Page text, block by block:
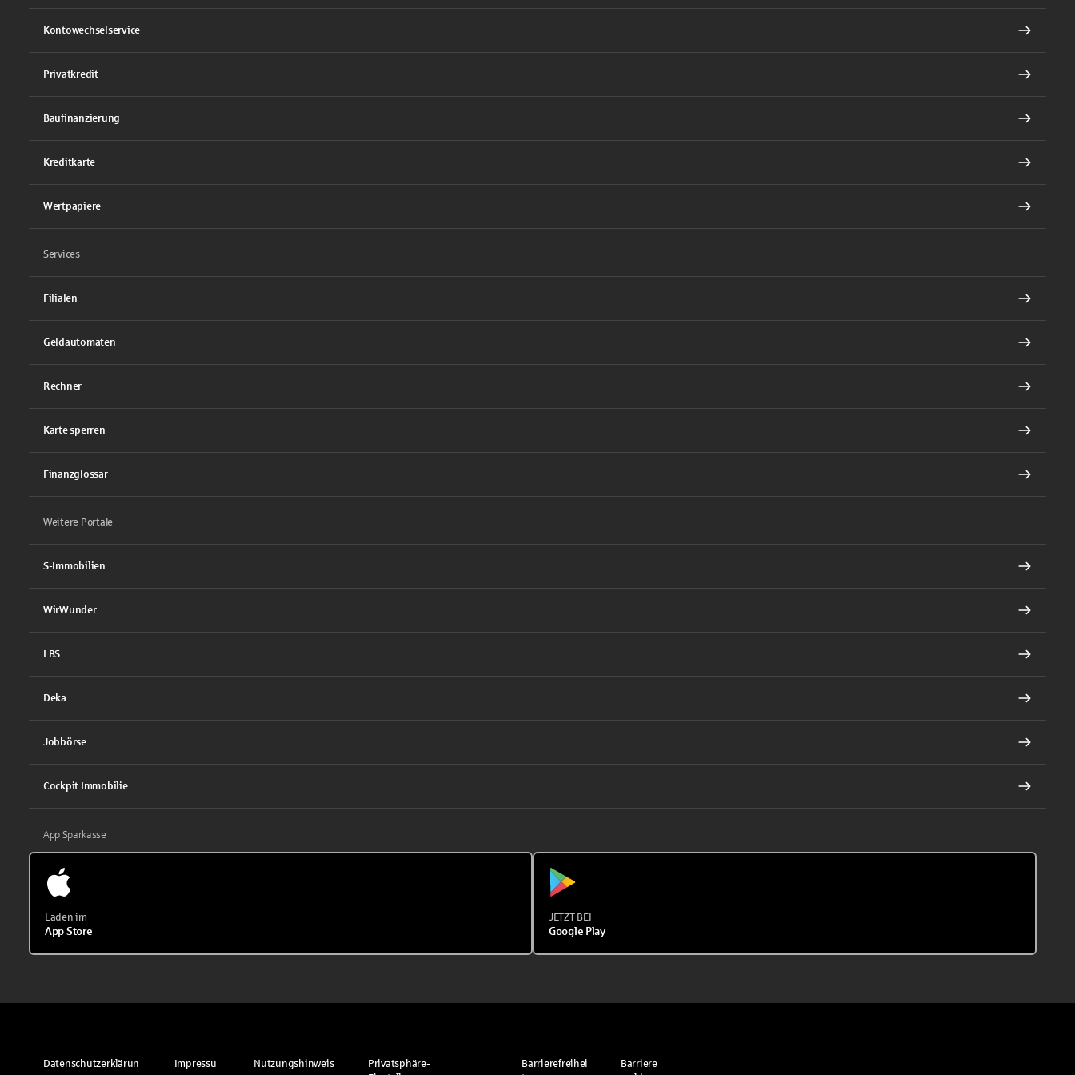
Kontowechselservice
Privatkredit
Baufinanzierung
Kreditkarte
Wertpapiere
Services
Filialen
Geldautomaten
Rechner
Karte sperren
Finanzglossar
Weitere Portale
S-Immobilien
WirWunder
LBS
Deka
Jobbörse
Cockpit Immobilie
App Sparkasse
Laden im
App Store
JETZT BEI
Google Play
Datenschutzerklärun
Impressu
Nutzungshinweis
Privatsphäre-
Barrierefreihei
Barriere